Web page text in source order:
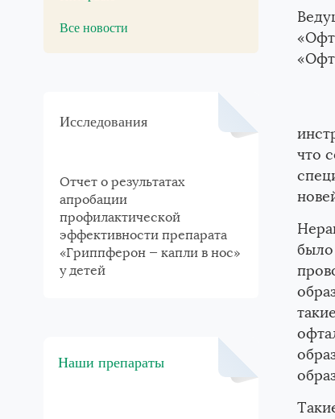
Все новости
Исследования
Отчет о результатах
апробации
профилактической
эффективности препарата
«Гриппферон — капли в нос»
у детей
Наши препараты
что
было